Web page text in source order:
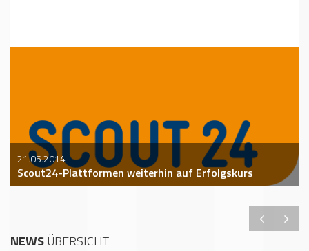
21.05.2014
Scout24-Plattformen weiterhin auf Erfolgskurs
NEWSÜBERSICHT